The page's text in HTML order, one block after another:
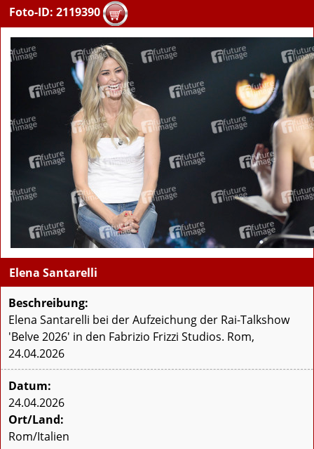
Foto-ID: 2119390
Elena Santarelli
Beschreibung:
Elena Santarelli bei der Aufzeichung der Rai-Talkshow
'Belve 2026' in den Fabrizio Frizzi Studios. Rom,
24.04.2026
Datum:
24.04.2026
Ort/Land:
Rom/Italien